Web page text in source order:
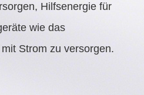
Hilfsenergie für
wie das
Strom zu versorgen.